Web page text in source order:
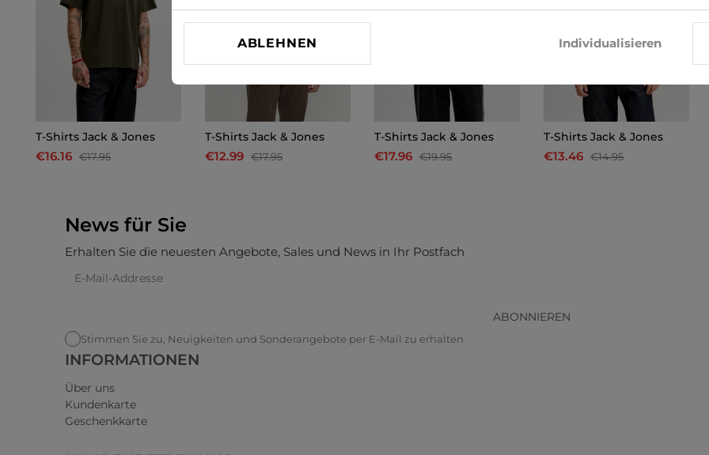
T-Shirts Jack & Jones
€16.16 €17.95
T-Shirts Jack & Jones
€12.99 €17.95
T-Shirts Jack & Jones
€17.96 €19.95
T-Shirts Jack & Jones
€13.46 €14.95
News für Sie
Erhalten Sie die neuesten Angebote, Sales und News in Ihr Postfach
ABONNIEREN
Stimmen Sie zu, Neuigkeiten und Sonderangebote per E-Mail zu erhalten
INFORMATIONEN
Über uns
Kundenkarte
Geschenkkarte
ABLEHNEN Individualisieren